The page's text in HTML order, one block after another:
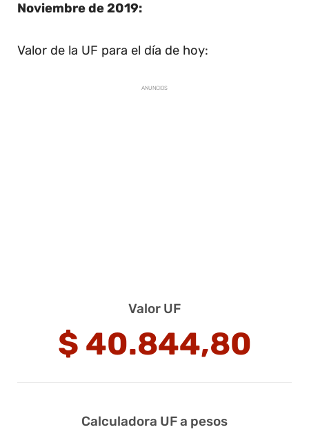
Noviembre de 2019:
Valor de la UF para el día de hoy:
ANUNCIOS
Valor UF
$ 40.844,80
Calculadora UF a pesos